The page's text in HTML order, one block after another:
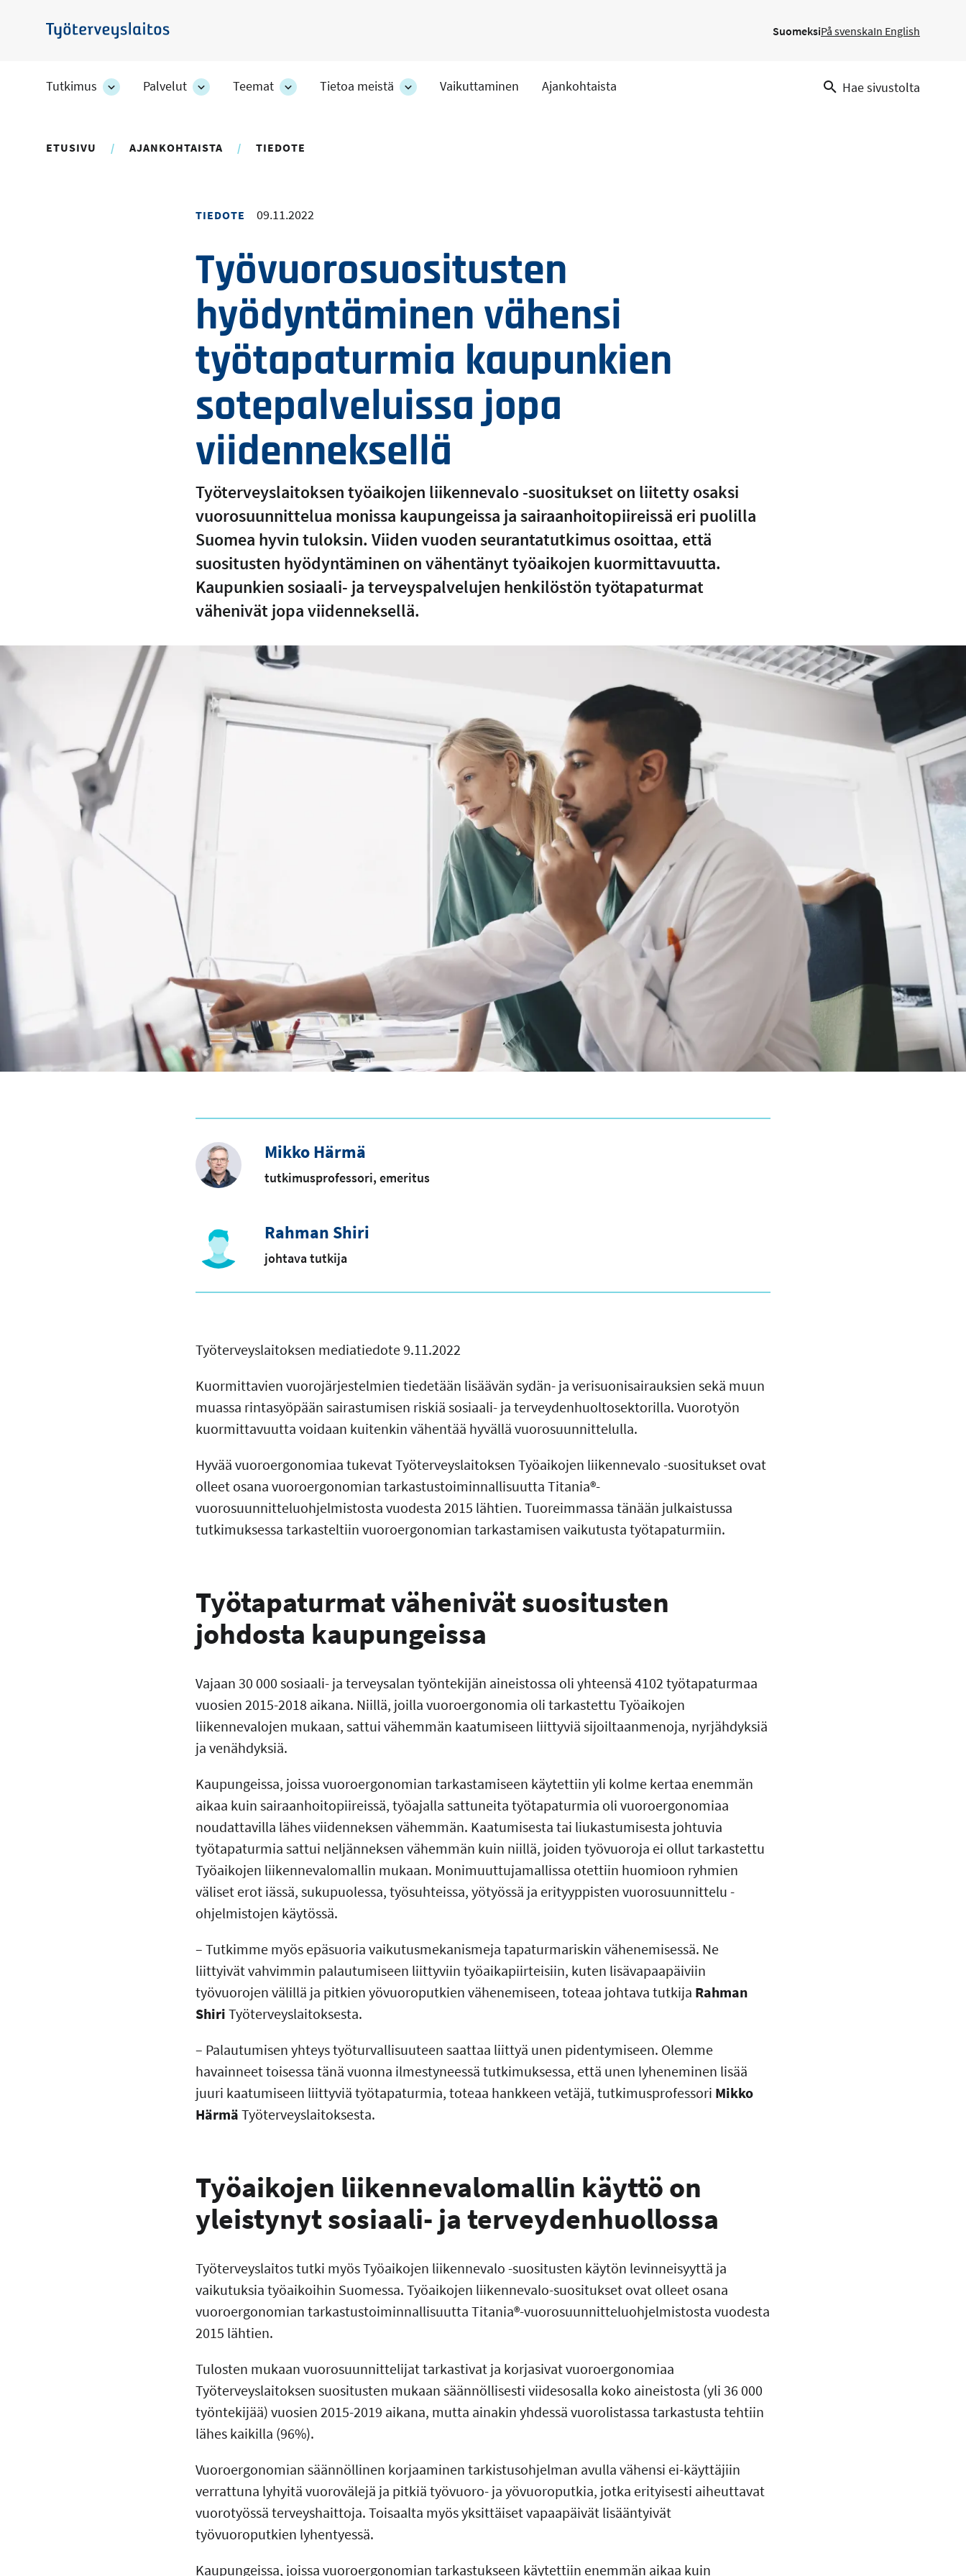
pääsisältöön
Työterveyslaitos
SuomeksiPå svenskaIn English
Tutkimus
TutkimusPalvelut
PalvelutTeemat
TeematTietoa meistä
TietoaVaikuttaminen Ajankohtaista Hae sivustolta
ETUSIVU AJANKOHTAISTA TIEDOTE
TIEDOTE 09.11.2022
Työvuorosuositusten
hyödyntäminen vähensi
työtapaturmia kaupunkien
sotepalveluissa jopa
viidenneksellä
Työterveyslaitoksen työaikojen liikennevalo -suositukset on liitetty osaksi
vuorosuunnittelua monissa kaupungeissa ja sairaanhoitopiireissä eri puolilla
Suomea hyvin tuloksin. Viiden vuoden seurantatutkimus osoittaa, että
suositusten hyödyntäminen on vähentänyt työaikojen kuormittavuutta.
Kaupunkien sosiaali- ja terveyspalvelujen henkilöstön työtapaturmat
vähenivät jopa viidenneksellä.
Mikko Härmä
tutkimusprofessori, emeritus
Rahman Shiri
johtava tutkija
Työterveyslaitoksen mediatiedote 9.11.2022
Kuormittavien vuorojärjestelmien tiedetään lisäävän sydän- ja verisuonisairauksien sekä muun
muassa rintasyöpään sairastumisen riskiä sosiaali- ja terveydenhuoltosektorilla. Vuorotyön
kuormittavuutta voidaan kuitenkin vähentää hyvällä vuorosuunnittelulla.
Hyvää vuoroergonomiaa tukevat Työterveyslaitoksen Työaikojen liikennevalo -suositukset ovat
olleet osana vuoroergonomian tarkastustoiminnallisuutta Titania®-
vuorosuunnitteluohjelmistosta vuodesta 2015 lähtien. Tuoreimmassa tänään julkaistussa
tutkimuksessa tarkasteltiin vuoroergonomian tarkastamisen vaikutusta työtapaturmiin.
Työtapaturmat vähenivät suositusten
johdosta kaupungeissa
Vajaan 30 000 sosiaali- ja terveysalan työntekijän aineistossa oli yhteensä 4102 työtapaturmaa
vuosien 2015-2018 aikana. Niillä, joilla vuoroergonomia oli tarkastettu Työaikojen
liikennevalojen mukaan, sattui vähemmän kaatumiseen liittyviä sijoiltaanmenoja, nyrjähdyksiä
ja venähdyksiä.
Kaupungeissa, joissa vuoroergonomian tarkastamiseen käytettiin yli kolme kertaa enemmän
aikaa kuin sairaanhoitopiireissä, työajalla sattuneita työtapaturmia oli vuoroergonomiaa
noudattavilla lähes viidenneksen vähemmän. Kaatumisesta tai liukastumisesta johtuvia
työtapaturmia sattui neljänneksen vähemmän kuin niillä, joiden työvuoroja ei ollut tarkastettu
Työaikojen liikennevalomallin mukaan. Monimuuttujamallissa otettiin huomioon ryhmien
väliset erot iässä, sukupuolessa, työsuhteissa, yötyössä ja erityyppisten vuorosuunnittelu -
ohjelmistojen käytössä.
– Tutkimme myös epäsuoria vaikutusmekanismeja tapaturmariskin vähenemisessä. Ne
liittyivät vahvimmin palautumiseen liittyviin työaikapiirteisiin, kuten lisävapaapäiviin
työvuorojen välillä ja pitkien yövuoroputkien vähenemiseen, toteaa johtava tutkija Rahman
Shiri Työterveyslaitoksesta.
– Palautumisen yhteys työturvallisuuteen saattaa liittyä unen pidentymiseen. Olemme
havainneet toisessa tänä vuonna ilmestyneessä tutkimuksessa, että unen lyheneminen lisää
juuri kaatumiseen liittyviä työtapaturmia, toteaa hankkeen vetäjä, tutkimusprofessori Mikko
Härmä Työterveyslaitoksesta.
Työaikojen liikennevalomallin käyttö on
yleistynyt sosiaali- ja terveydenhuollossa
Työterveyslaitos tutki myös Työaikojen liikennevalo -suositusten käytön levinneisyyttä ja
vaikutuksia työaikoihin Suomessa. Työaikojen liikennevalo-suositukset ovat olleet osana
vuoroergonomian tarkastustoiminnallisuutta Titania®-vuorosuunnitteluohjelmistosta vuodesta
2015 lähtien.
Tulosten mukaan vuorosuunnittelijat tarkastivat ja korjasivat vuoroergonomiaa
Työterveyslaitoksen suositusten mukaan säännöllisesti viidesosalla koko aineistosta (yli 36 000
työntekijää) vuosien 2015-2019 aikana, mutta ainakin yhdessä vuorolistassa tarkastusta tehtiin
lähes kaikilla (96%).
Vuoroergonomian säännöllinen korjaaminen tarkistusohjelman avulla vähensi ei-käyttäjiin
verrattuna lyhyitä vuorovälejä ja pitkiä työvuoro- ja yövuoroputkia, jotka erityisesti aiheuttavat
vuorotyössä terveyshaittoja. Toisaalta myös yksittäiset vapaapäivät lisääntyivät
työvuoroputkien lyhentyessä.
Kaupungeissa, joissa vuoroergonomian tarkastukseen käytettiin enemmän aikaa kuin